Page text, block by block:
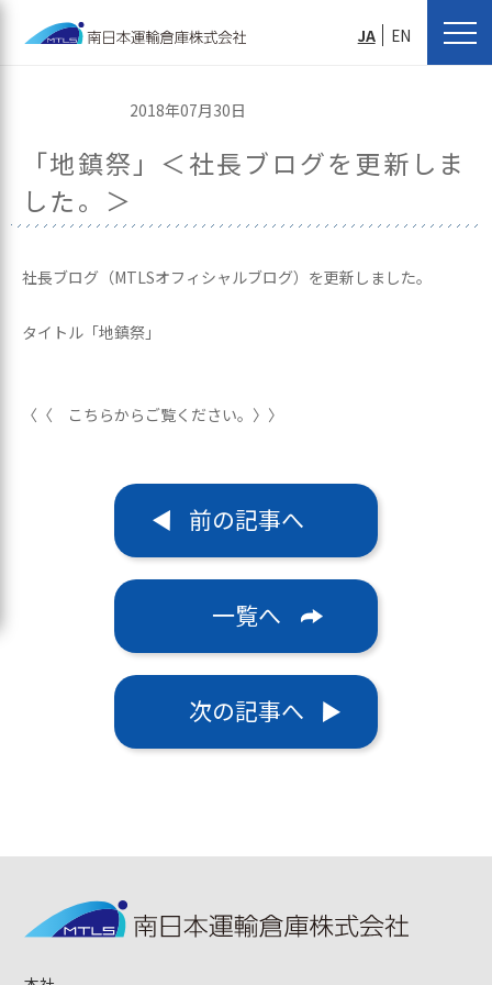
JA EN
2018年07月30日
「地鎮祭」＜社長ブログを更新しま
した。＞
社長ブログ（MTLSオフィシャルブログ）を更新しました。
タイトル「地鎮祭」
〈〈 こちらからご覧ください。〉〉
前の記事へ
一覧へ
次の記事へ